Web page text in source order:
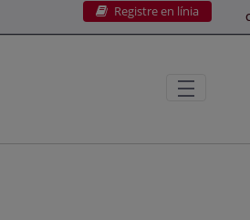
Registre en línia